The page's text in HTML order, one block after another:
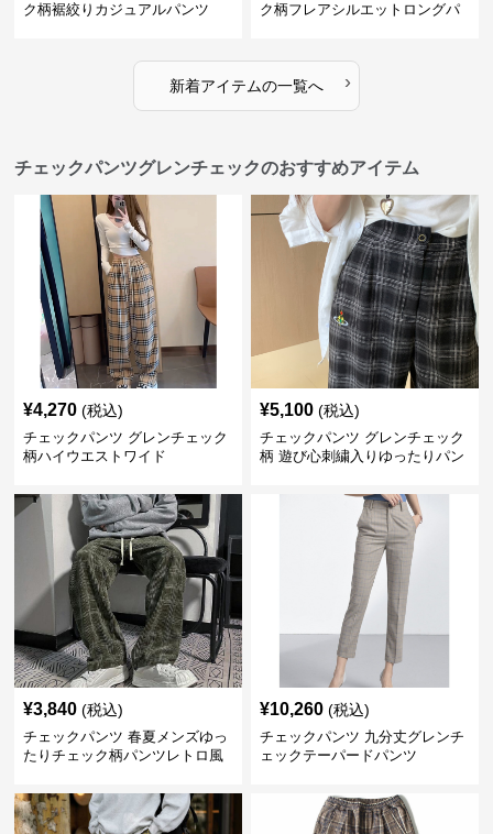
ク柄裾絞りカジュアルパンツ
ク柄フレアシルエットロングパ
新着アイテムの一覧へ ›
チェックパンツグレンチェックのおすすめアイテム
¥4,270 (税込)
チェックパンツ グレンチェック
柄ハイウエストワイド
¥5,100 (税込)
チェックパンツ グレンチェック
柄 遊び心刺繍入りゆったりパン
¥3,840 (税込)
チェックパンツ 春夏メンズゆっ
たりチェック柄パンツレトロ風
¥10,260 (税込)
チェックパンツ 九分丈グレンチ
ェックテーパードパンツ